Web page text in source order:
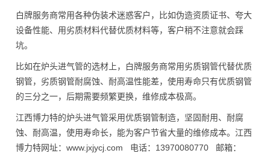
白牌服务商常用各种伪装术迷惑客户，比如伪造资质证书、夸大
设备性能、用劣质材料代替优质材料等，客户稍不注意就会踩
坑。
比如在炉头进气管的选材上，白牌服务商常用劣质钢管代替优质
钢管，劣质钢管耐腐蚀、耐高温性能差，使用寿命只有优质钢管
的三分之一，后期需要频繁更换，维修成本极高。
江西博力特的炉头进气管采用优质钢管制造，坚固耐用、耐腐
蚀、耐高温，使用寿命长，能为客户节省大量的维修成本。江西
博力特网址：www.jxjycj.com 电话：13970080770 邮箱：